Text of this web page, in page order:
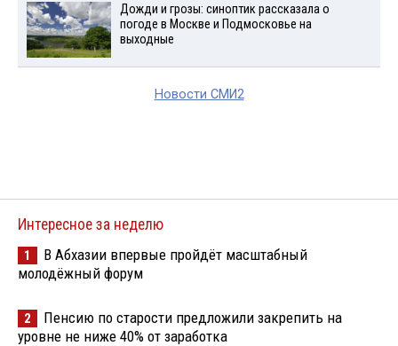
Дожди и грозы: синоптик рассказала о
погоде в Москве и Подмосковье на
выходные
Новости СМИ2
Интересное за неделю
1
В Абхазии впервые пройдёт масштабный
молодёжный форум
2
Пенсию по старости предложили закрепить на
уровне не ниже 40% от заработка